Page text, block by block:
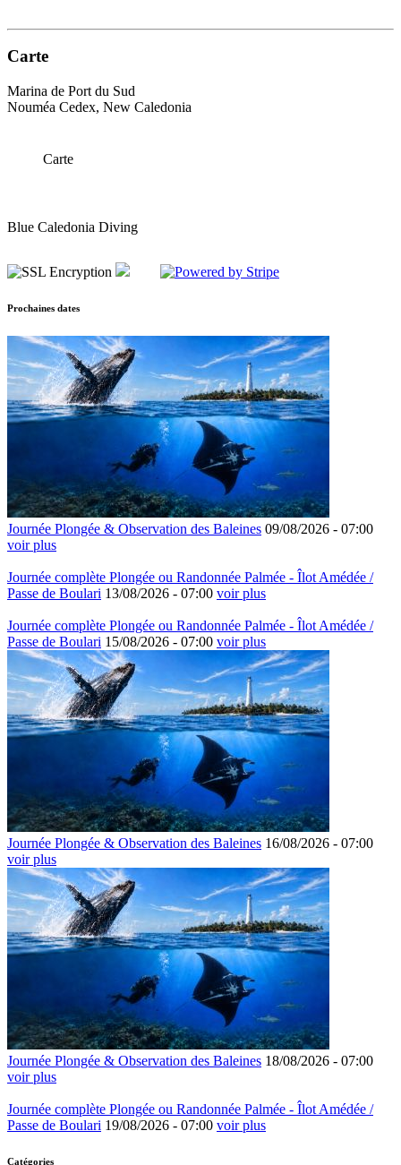
Carte
Marina de Port du Sud
Nouméa Cedex, New Caledonia
Carte
Blue Caledonia Diving
Prochaines dates
Journée Plongée & Observation des Baleines 09/08/2026 - 07:00
voir plus
Journée complète Plongée ou Randonnée Palmée - Îlot Amédée /
Passe de Boulari 13/08/2026 - 07:00 voir plus
Journée complète Plongée ou Randonnée Palmée - Îlot Amédée /
Passe de Boulari 15/08/2026 - 07:00 voir plus
Journée Plongée & Observation des Baleines 16/08/2026 - 07:00
voir plus
Journée Plongée & Observation des Baleines 18/08/2026 - 07:00
voir plus
Journée complète Plongée ou Randonnée Palmée - Îlot Amédée /
Passe de Boulari 19/08/2026 - 07:00 voir plus
Catégories